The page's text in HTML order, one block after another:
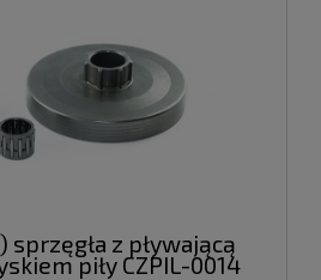
sprzęgła z pływającą
piły CZPIL-0014